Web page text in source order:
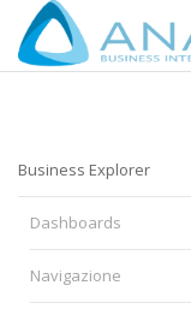
Business Explorer
Dashboards
Navigazione